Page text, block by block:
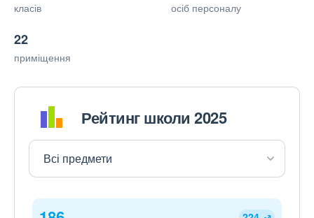
класів осіб персоналу
22
приміщення
Рейтинг школи 2025